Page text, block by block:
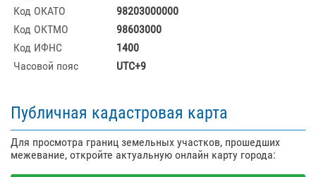
Код ОКАТО
98203000000
Код ОКТМО
98603000
Код ИФНС
1400
Часовой пояс
UTC+9
Публичная кадастровая карта
Для просмотра границ земельных участков, прошедших
межевание, откройте актуальную онлайн карту города: